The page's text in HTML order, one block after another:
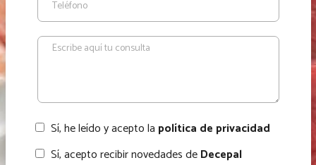
Sí, he leído y acepto la política de privacidad
Sí, acepto recibir novedades deDecepal